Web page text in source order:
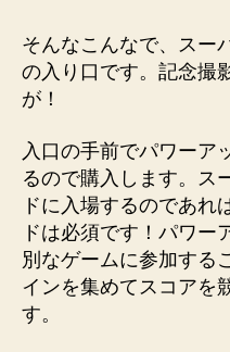
そんなこんなで、スー
の入り口です。記念撮
が！
入口の手前でパワーア
るので購入します。ス
ドに入場するのであれ
ドは必須です！パワー
別なゲームに参加する
インを集めてスコアを
す。